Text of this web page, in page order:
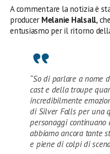
A commentare la notizia è
producer Melanie Halsall,
entusiasmo per il ritorno
“So di parlare a nome
cast e della troupe
incredibilmente
di Silver Falls per una
personaggi continuano
abbiamo ancora tante
e piene di colpi di